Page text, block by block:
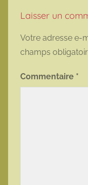
Laisser un
Votre adresse e-
champs
Commentaire *